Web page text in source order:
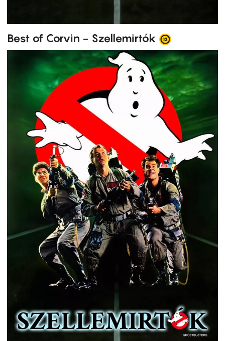
Best of Corvin - Szellemirtók